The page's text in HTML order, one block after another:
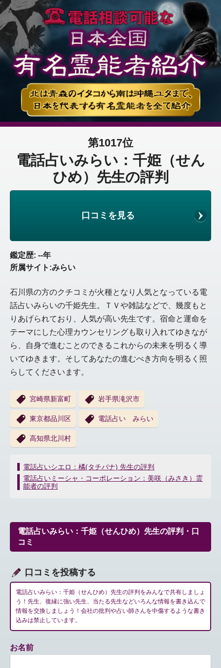
第1017位
電話占いみらい：千姫（せん
ひめ）先生の評判
口コミを見る
鑑定歴: --年
所属サイト:みらい
石川県の方のクチコミが火種となり人気となっている電
話占いみらいの千姫先生。ＴＶや雑誌などで、幾度もと
りあげられており、人気が高い先生です。宿命と運命を
テーマにした心理カウンセリングも取り入れてゆきなが
ら、自身で進むことのできるこれからの未来を明るく導
いてゆきます。そしてあなたの進むべき方向を明るく照
らしてくださいます。
宮崎県新富町 岩手県滝沢市
東京都品川区 電話占い みらい
高知県北川村
投
稿
ナ
シ
ョ
ン
電話占いシエロ：橘(タチバナ) 先生の評判
電話占いミーシャ・コーポレーション：美咲（みさき）霊
能者の評判
電話占いみらい：千姫（せんひめ）先生の評判・口
コミ
口コミを投稿する
電話占いみらい：千姫（せんひめ）先生の評判をみんなで共有しましょ
う！先生、復縁に強い先生、当たる先生などいろんな情報を書き込んで
情報を交換しましょう！会社の批判や占い師さんを中傷するような書き
込みは禁止しています。
お名前